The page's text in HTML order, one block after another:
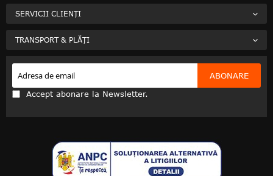
SERVICII CLIENȚI
TRANSPORT & PLĂȚI
ABONARE
Accept abonare la Newsletter.